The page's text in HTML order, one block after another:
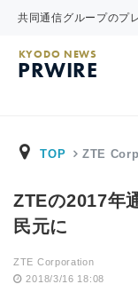
共同通信グループのプ
KYODO NEWS
PRWIRE
TOP ZTE
ZTEの2017年
民元に
ZTE Corporation
2018/3/16 18:08